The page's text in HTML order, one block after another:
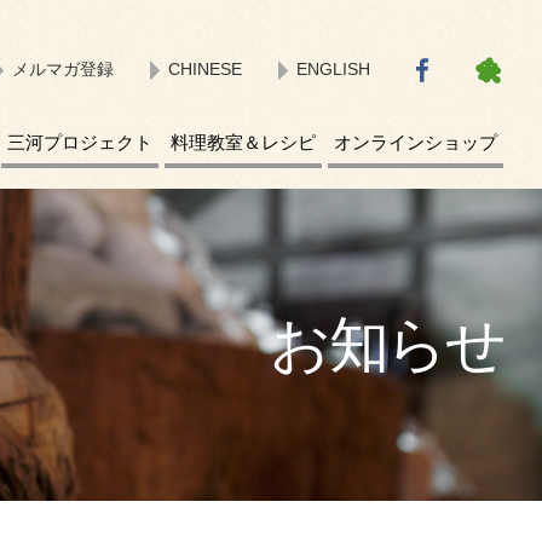
ENGLISH
CHINESE
メルマガ登録
三河プロジェクト 料理教室＆レシピ オンラインショップ
お知らせ